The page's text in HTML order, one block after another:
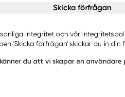
Skicka förfrågan
integritet och vår
'Skicka förfrågan' skickar du in
du att vi skapar en